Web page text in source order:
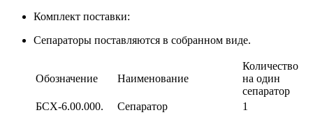
Комплект поставки:
Сепараторы поставляются в собранном виде.
Обозначение Наименование
Количество
на один
сепаратор
БСХ-6.00.000.
Сепаратор
1